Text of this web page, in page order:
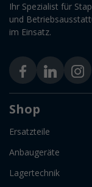
Ihr Spezialist für
und
im Einsatz.
Shop
Ersatzteile
Anbaugeräte
Lagertechnik